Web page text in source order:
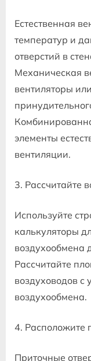
Естественная
температур и
отверстий в
Механическая
вентиляторы
элементы
вентиляции.
3. Рассчитайте
Используйте
калькуляторы
воздухообмена
Рассчитайте
воздуховодов с
воздухообмена.
4. Расположите
Приточные